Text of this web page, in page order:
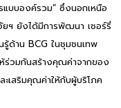
แบบองค์รวม” ซึ่งนอกเหนือ
ฯ ยังได้มีการพัฒนา เชอร์รี่
ด้าน BCG ในชุมชนเทพ
ร่วมกันสร้างคุณค่าจากของ
เสริมคุณค่าให้กับผู้บริโภค